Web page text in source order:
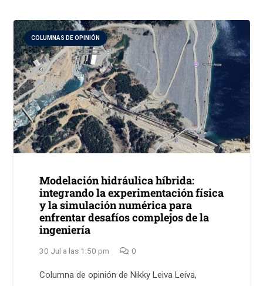
COLUMNAS DE OPINIÓN
Modelación hidráulica híbrida:
integrando la experimentación física
y la simulación numérica para
enfrentar desafíos complejos de la
ingeniería
30 Jul a las 1:50 pm 0
Columna de opinión de Nikky Leiva Leiva,